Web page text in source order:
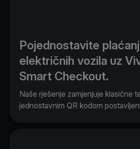
Pojednostavite
električnih vozila uz
Smart Checkout.
Naše rješenje zamjenjuje klasične
jednostavnim QR kodom